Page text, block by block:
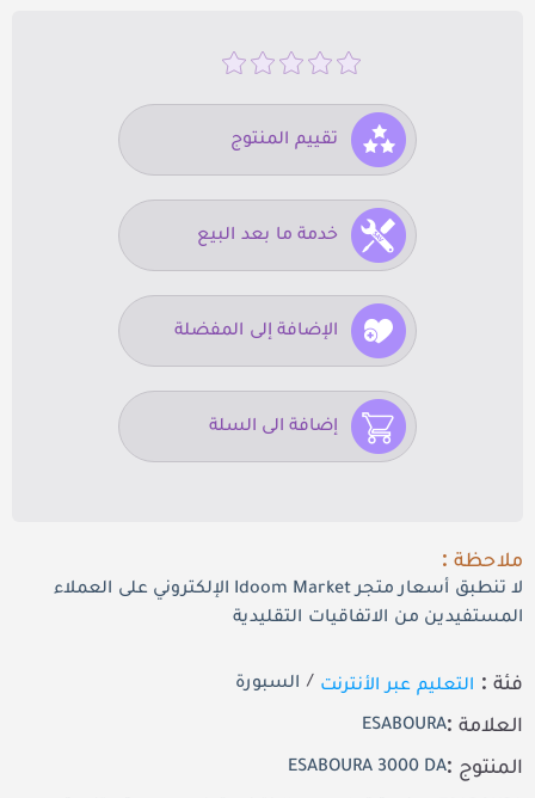
تقييم المنتوج
خدمة ما بعد البيع
الإضافة إلى المفضلة
ملاحظة :
لا تنطبق أسعار متجر Idoom Market الإلكتروني على العملاء
المستفيدين من الاتفاقيات التقليدية
فئة : التعليم عبر الأنترنت / السبورة
العلامة :ESABOURA
المنتوج :ESABOURA 3000 DA